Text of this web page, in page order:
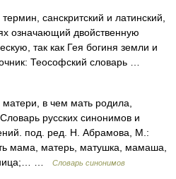
санскритский и латинский,
означающий двойственную
так как Гея богиня земли и
Теософский словарь …
в чем мать родила,
русских синонимов и
под. ред. Н. Абрамова, М.:
мама, матерь, матушка, мамаша,
…
Словарь синонимов